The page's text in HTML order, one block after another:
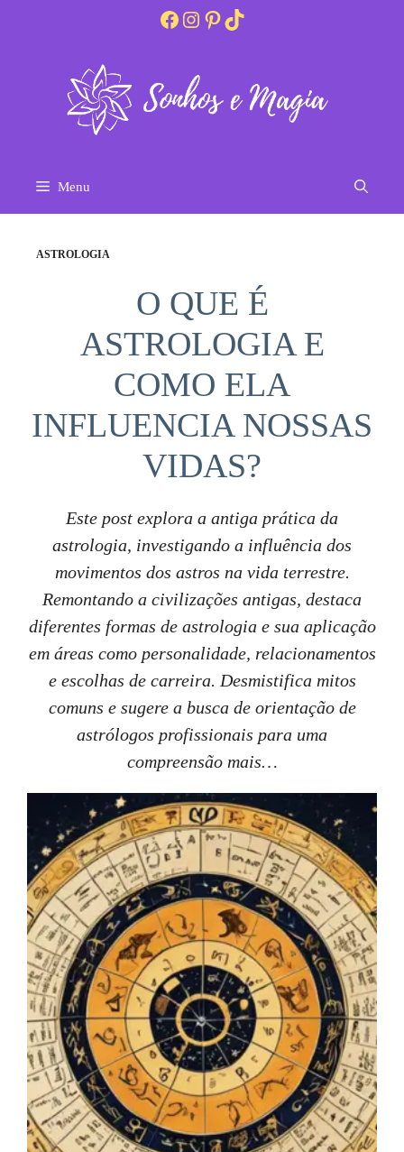
Facebook
Instagram
Pinterest
TikTok
Menu
ASTROLOGIA
O QUE É
ASTROLOGIA E
COMO ELA
INFLUENCIA NOSSAS
VIDAS?
Este post explora a antiga prática da
astrologia, investigando a influência dos
movimentos dos astros na vida terrestre.
Remontando a civilizações antigas, destaca
diferentes formas de astrologia e sua aplicação
em áreas como personalidade, relacionamentos
e escolhas de carreira. Desmistifica mitos
comuns e sugere a busca de orientação de
astrólogos profissionais para uma
compreensão mais…